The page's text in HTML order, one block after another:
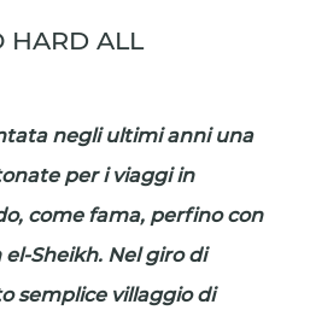
HARD ALL
negli ultimi anni una
per i viaggi in
come fama, perfino con
Sheikh. Nel giro di
semplice villaggio di